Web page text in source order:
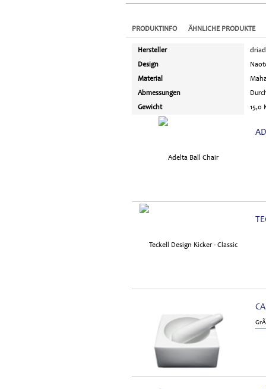
PRODUKTINFO ÄHNLICHE PRODUKTE
Hersteller
Design
Material
Abmessungen
Gewicht
15,0